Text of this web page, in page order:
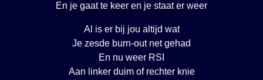
En je gaat te keer en je staat er weer
Al is er bij jou altijd wat
Je zesde burn-out net gehad
En nu weer RSI
Aan linker duim of rechter knie